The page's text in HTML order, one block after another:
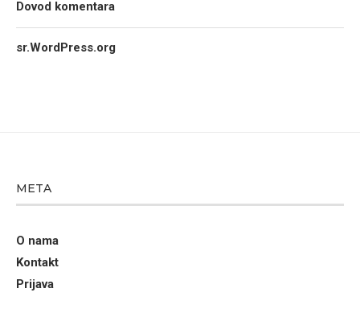
Dovod komentara
sr.WordPress.org
META
O nama
Kontakt
Prijava